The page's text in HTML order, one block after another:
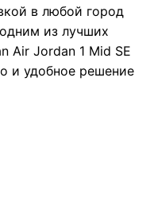
в любой город
из лучших
Air Jordan 1 Mid SE
и удобное решение